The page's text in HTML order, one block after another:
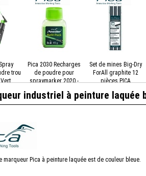
trou
Pica 2030 Recharges
de poudre pour
spraymarker 2020 -
Set de mines Big-Dry
ForAll graphite 12
pièces PICA